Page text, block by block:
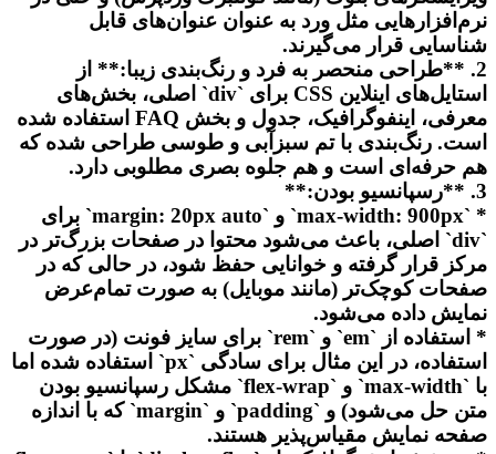
نرم‌افزارهایی مثل ورد به عنوان عنوان‌های قابل
شناسایی قرار می‌گیرند.
2. **طراحی منحصر به فرد و رنگ‌بندی زیبا:** از
استایل‌های اینلاین CSS برای `div` اصلی، بخش‌های
معرفی، اینفوگرافیک، جدول و بخش FAQ استفاده شده
است. رنگ‌بندی با تم سبزآبی و طوسی طراحی شده که
هم حرفه‌ای است و هم جلوه بصری مطلوبی دارد.
3. **رسپانسیو بودن:**
* `max-width: 900px` و `margin: 20px auto` برای
`div` اصلی، باعث می‌شود محتوا در صفحات بزرگ‌تر در
مرکز قرار گرفته و خوانایی حفظ شود، در حالی که در
صفحات کوچک‌تر (مانند موبایل) به صورت تمام‌عرض
نمایش داده می‌شود.
* استفاده از `em` و `rem` برای سایز فونت (در صورت
استفاده، در این مثال برای سادگی `px` استفاده شده اما
با `max-width` و `flex-wrap` مشکل رسپانسیو بودن
متن حل می‌شود) و `padding` و `margin` که با اندازه
صفحه نمایش مقیاس‌پذیر هستند.